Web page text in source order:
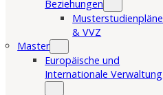
Beziehungen
Musterstudienpläne
& VVZ
Master
Europäische und
Internationale Verwaltung